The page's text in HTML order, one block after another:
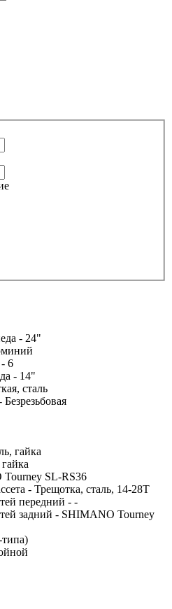
- 24"
6
- 14"
сталь
гайка
SL-RS36
- Трещотка, сталь, 14-28Т
передний - -
задний - SHIMANO Tourney